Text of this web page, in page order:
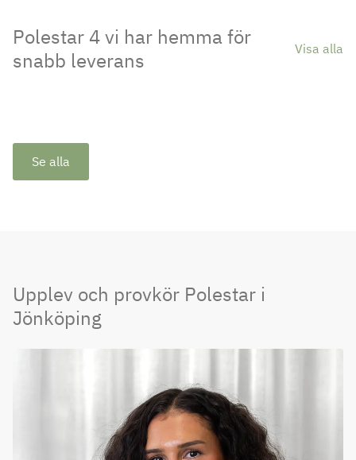
Polestar 4 vi har hemma för
snabb leverans
Visa alla
Se alla
Upplev och provkör Polestar i
Jönköping